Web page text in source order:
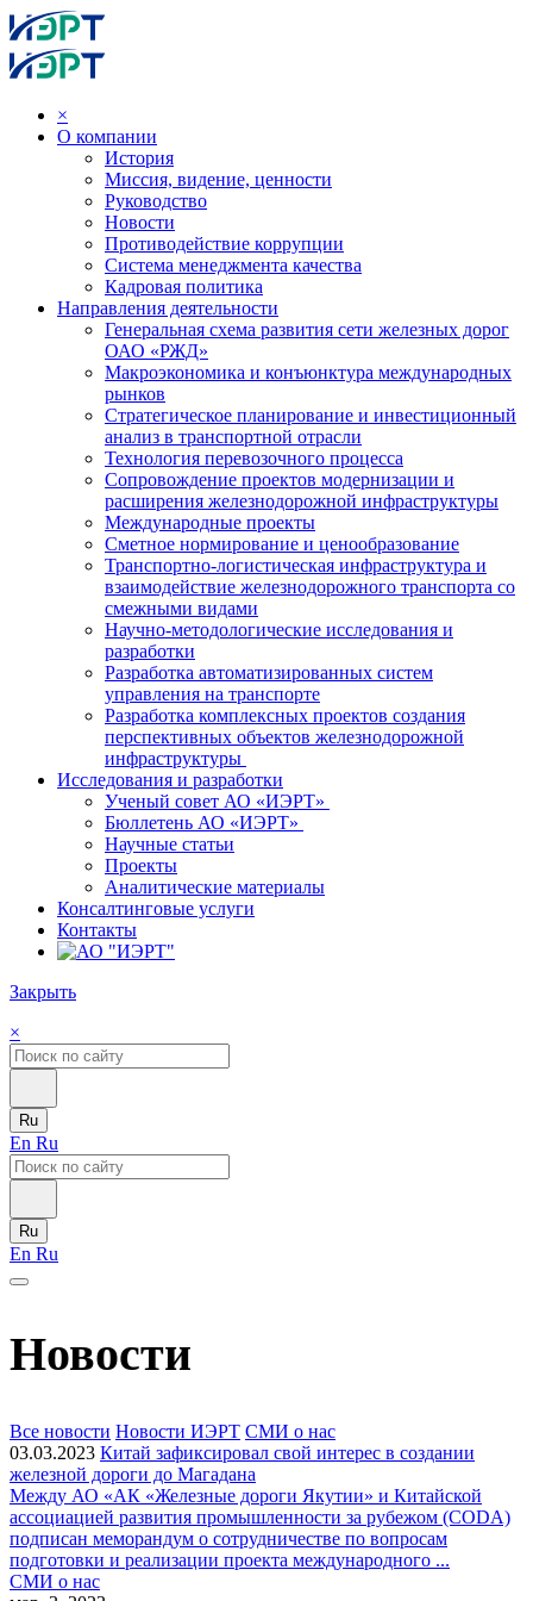
×
О компании
История
Миссия, видение, ценности
Руководство
Новости
Противодействие коррупции
Система менеджмента качества
Кадровая политика
Направления деятельности
Генеральная схема развития сети железных дорог
ОАО «РЖД»
Макроэкономика и конъюнктура международных
рынков
Стратегическое планирование и инвестиционный
анализ в транспортной отрасли
Технология перевозочного процесса
Сопровождение проектов модернизации и
расширения железнодорожной инфраструктуры
Международные проекты
Сметное нормирование и ценообразование
Транспортно-логистическая инфраструктура и
взаимодействие железнодорожного транспорта со
смежными видами
Научно-методологические исследования и
разработки
Разработка автоматизированных систем
управления на транспорте
Разработка комплексных проектов создания
перспективных объектов железнодорожной
инфраструктуры
Исследования и разработки
Ученый совет АО «ИЭРТ»
Бюллетень АО «ИЭРТ»
Научные статьи
Проекты
Аналитические материалы
Консалтинговые услуги
Контакты
Закрыть
×
Ru
En Ru
Ru
En Ru
Новости
Все новости Новости ИЭРТ СМИ о нас
03.03.2023 Китай зафиксировал свой интерес в создании
железной дороги до Магадана
Между АО «АК «Железные дороги Якутии» и Китайской
ассоциацией развития промышленности за рубежом (CODA)
подписан меморандум о сотрудничестве по вопросам
подготовки и реализации проекта международного ...
СМИ о нас